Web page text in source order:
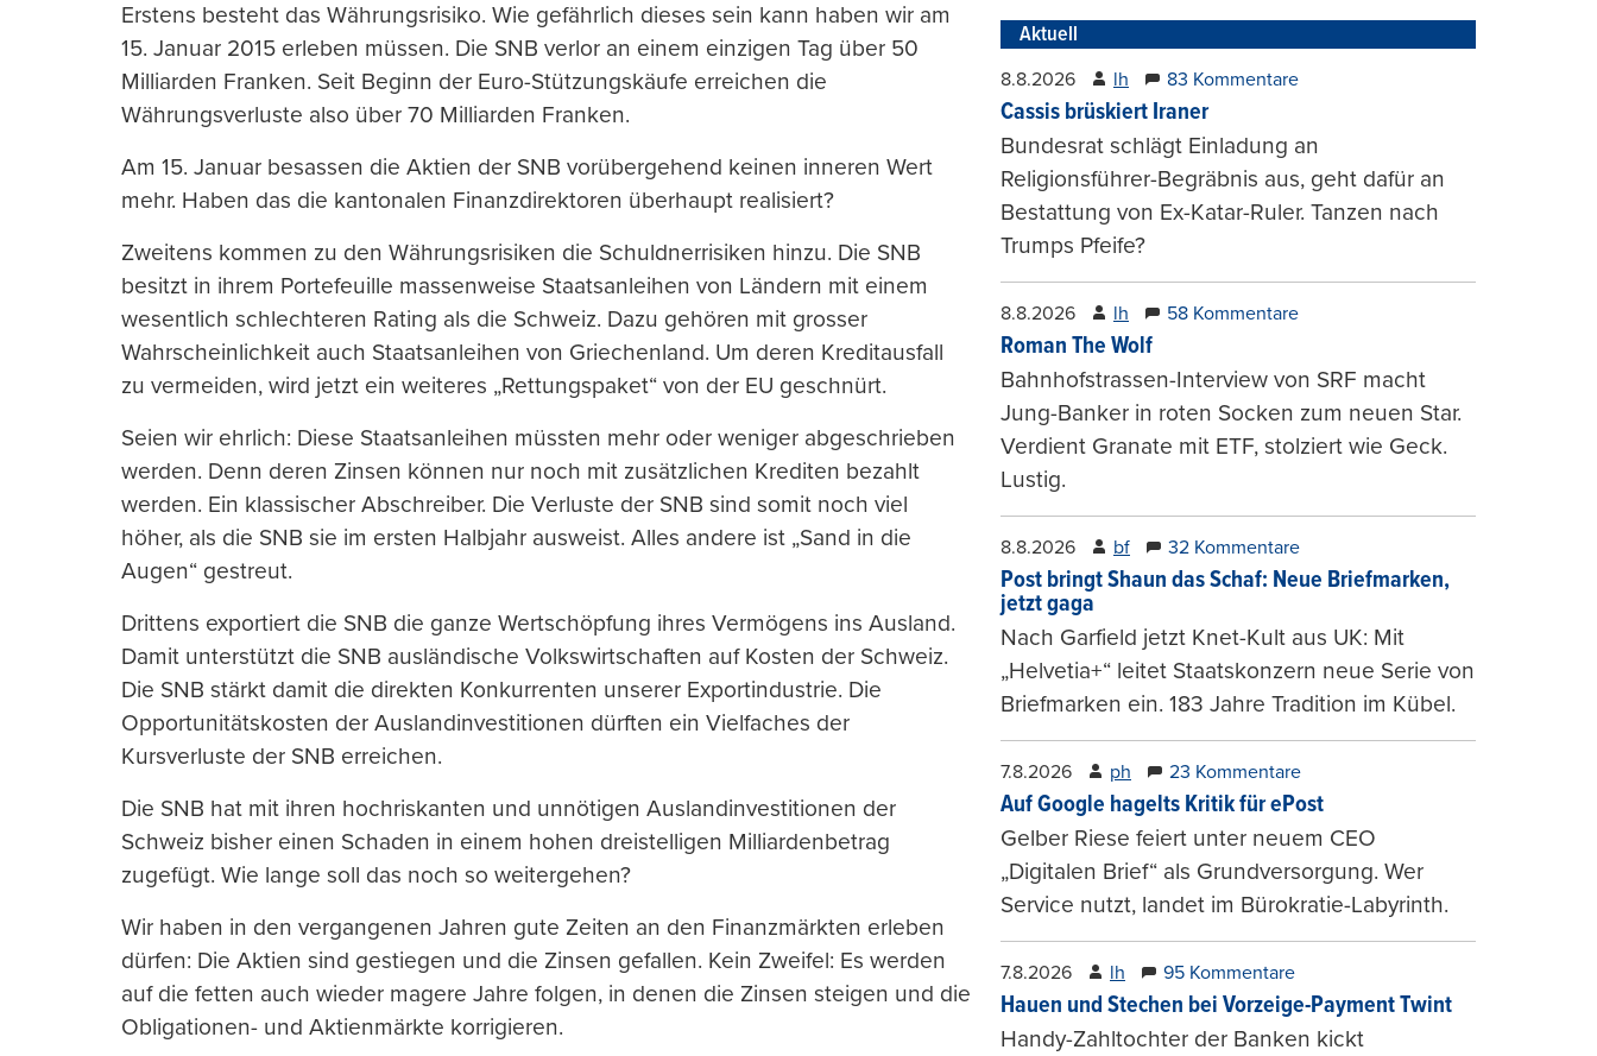
Erstens besteht das Währungsrisiko. Wie gefährlich dieses sein kann haben wir am
15. Januar 2015 erleben müssen. Die SNB verlor an einem einzigen Tag über 50
Milliarden Franken. Seit Beginn der Euro-Stützungskäufe erreichen die
Währungsverluste also über 70 Milliarden Franken.
Am 15. Januar besassen die Aktien der SNB vorübergehend keinen inneren Wert
mehr. Haben das die kantonalen Finanzdirektoren überhaupt realisiert?
Zweitens kommen zu den Währungsrisiken die Schuldnerrisiken hinzu. Die SNB
besitzt in ihrem Portefeuille massenweise Staatsanleihen von Ländern mit einem
wesentlich schlechteren Rating als die Schweiz. Dazu gehören mit grosser
Wahrscheinlichkeit auch Staatsanleihen von Griechenland. Um deren Kreditausfall
zu vermeiden, wird jetzt ein weiteres „Rettungspaket“ von der EU geschnürt.
Seien wir ehrlich: Diese Staatsanleihen müssten mehr oder weniger abgeschrieben
werden. Denn deren Zinsen können nur noch mit zusätzlichen Krediten bezahlt
werden. Ein klassischer Abschreiber. Die Verluste der SNB sind somit noch viel
höher, als die SNB sie im ersten Halbjahr ausweist. Alles andere ist „Sand in die
Augen“ gestreut.
Drittens exportiert die SNB die ganze Wertschöpfung ihres Vermögens ins Ausland.
Damit unterstützt die SNB ausländische Volkswirtschaften auf Kosten der Schweiz.
Die SNB stärkt damit die direkten Konkurrenten unserer Exportindustrie. Die
Opportunitätskosten der Auslandinvestitionen dürften ein Vielfaches der
Kursverluste der SNB erreichen.
Die SNB hat mit ihren hochriskanten und unnötigen Auslandinvestitionen der
Schweiz bisher einen Schaden in einem hohen dreistelligen Milliardenbetrag
zugefügt. Wie lange soll das noch so weitergehen?
Wir haben in den vergangenen Jahren gute Zeiten an den Finanzmärkten erleben
dürfen: Die Aktien sind gestiegen und die Zinsen gefallen. Kein Zweifel: Es werden
auf die fetten auch wieder magere Jahre folgen, in denen die Zinsen steigen und die
Obligationen- und Aktienmärkte korrigieren.
Aktuell
8.8.2026 lh 83 Kommentare
Cassis brüskiert Iraner
Bundesrat schlägt Einladung an
Religionsführer-Begräbnis aus, geht dafür an
Bestattung von Ex-Katar-Ruler. Tanzen nach
Trumps Pfeife?
8.8.2026 lh 58 Kommentare
Roman The Wolf
Bahnhofstrassen-Interview von SRF macht
Jung-Banker in roten Socken zum neuen Star.
Verdient Granate mit ETF, stolziert wie Geck.
Lustig.
8.8.2026 bf 32 Kommentare
Post bringt Shaun das Schaf: Neue Briefmarken,
jetzt gaga
Nach Garfield jetzt Knet-Kult aus UK: Mit
„Helvetia+“ leitet Staatskonzern neue Serie von
Briefmarken ein. 183 Jahre Tradition im Kübel.
7.8.2026 ph 23 Kommentare
Auf Google hagelts Kritik für ePost
Gelber Riese feiert unter neuem CEO
„Digitalen Brief“ als Grundversorgung. Wer
Service nutzt, landet im Bürokratie-Labyrinth.
7.8.2026 lh 95 Kommentare
Hauen und Stechen bei Vorzeige-Payment Twint
Handy-Zahltochter der Banken kickt